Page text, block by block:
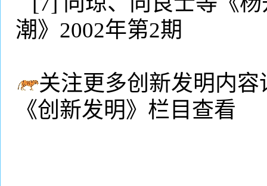
潮》 2002年第2期
关注更多创新发明内容
《创新发明》栏目查看